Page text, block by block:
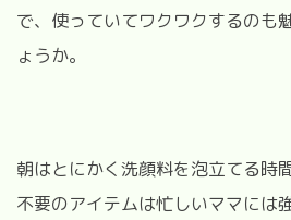
で、使っていてワクワクするのも
ょうか。
朝はとにかく洗顔料を泡立てる時
不要のアイテムは忙しいママには